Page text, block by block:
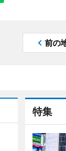
前の
特集